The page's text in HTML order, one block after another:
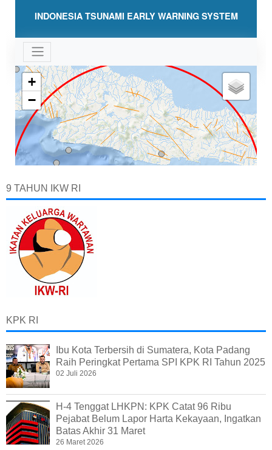
9 TAHUN IKW RI
KPK RI
Ibu Kota Terbersih di Sumatera, Kota Padang
Raih Peringkat Pertama SPI KPK RI Tahun 2025
02 Juli 2026
H-4 Tenggat LHKPN: KPK Catat 96 Ribu
Pejabat Belum Lapor Harta Kekayaan, Ingatkan
Batas Akhir 31 Maret
26 Maret 2026